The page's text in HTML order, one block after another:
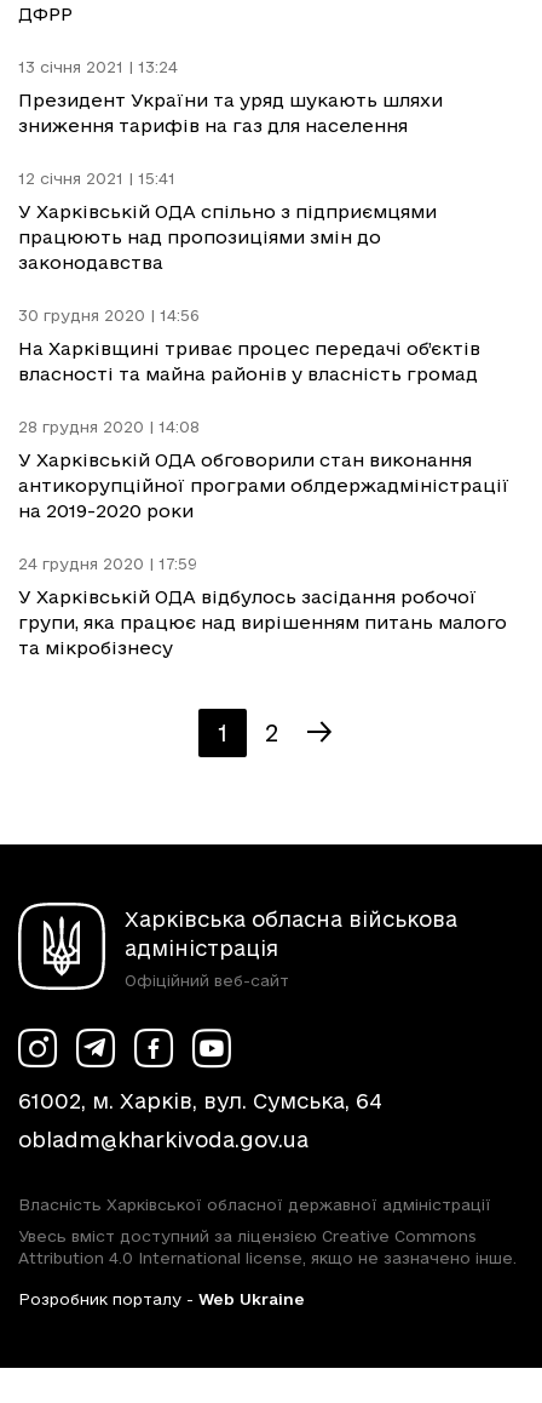
ДФРР
13 січня 2021 | 13:24
Президент України та уряд шукають шляхи
зниження тарифів на газ для населення
12 січня 2021 | 15:41
У Харківській ОДА спільно з підприємцями
працюють над пропозиціями змін до
законодавства
30 грудня 2020 | 14:56
На Харківщині триває процес передачі об’єктів
власності та майна районів у власність громад
28 грудня 2020 | 14:08
У Харківській ОДА обговорили стан виконання
антикорупційної програми облдержадміністрації
на 2019-2020 роки
24 грудня 2020 | 17:59
У Харківській ОДА відбулось засідання робочої
групи, яка працює над вирішенням питань малого
та мікробізнесу
1 2
Харківська обласна військова
адміністрація
Офіційний веб-сайт
61002, м. Харків, вул. Сумська, 64
obladm@kharkivoda.gov.ua
Власність Харківської обласної державної адміністрації
Увесь вміст доступний за ліцензією Creative Commons
Attribution 4.0 International license, якщо не зазначено інше.
Розробник порталу - Web Ukraine